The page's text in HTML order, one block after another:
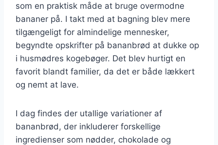
som en praktisk måde at bruge overmodne
bananer på. I takt med at bagning blev mere
tilgængeligt for almindelige mennesker,
begyndte opskrifter på bananbrød at dukke op
i husmødres kogebøger. Det blev hurtigt en
favorit blandt familier, da det er både lækkert
og nemt at lave.
I dag findes der utallige variationer af
bananbrød, der inkluderer forskellige
ingredienser som nødder, chokolade og